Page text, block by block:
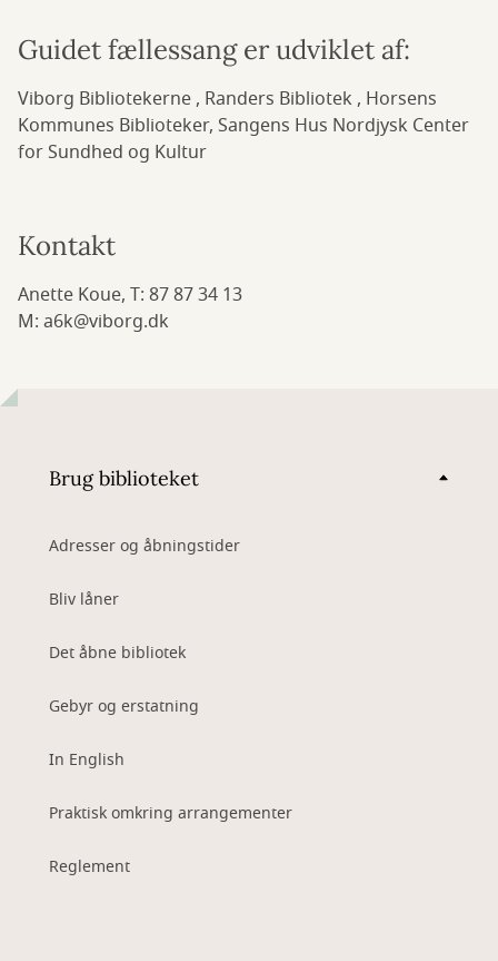
Guidet fællessang er udviklet af:
Viborg Bibliotekerne , Randers Bibliotek , Horsens
Kommunes Biblioteker, Sangens Hus Nordjysk Center
for Sundhed og Kultur
Kontakt
Anette Koue, T: 87 87 34 13
M: a6k@viborg.dk
Brug biblioteket
Adresser og åbningstider
Bliv låner
Det åbne bibliotek
Gebyr og erstatning
In English
Praktisk omkring arrangementer
Reglement